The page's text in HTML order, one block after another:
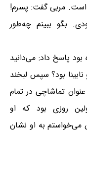
است. مربی گفت: پسرم!
بگو ببینم چه‌طور
پاسخ داد: می‌دانید
بود؟ سپس لبخند
تماشاچی در تمام
روزی بود که او
می‌خواستم به او نشان